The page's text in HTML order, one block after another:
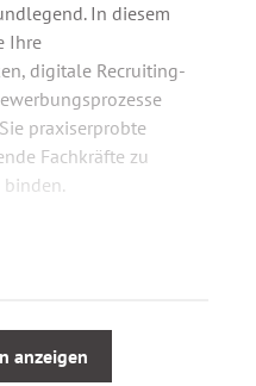
In diesem
Ihre
digitale Recruiting-
praxiserprobte
Fachkräfte zu
und
das Jahr 2026.
anzeigen